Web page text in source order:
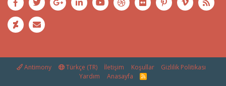
Antimony Türkçe (TR) İletişim Koşullar
Gizlilik Politikası
Yardım
Anasayfa
R
S